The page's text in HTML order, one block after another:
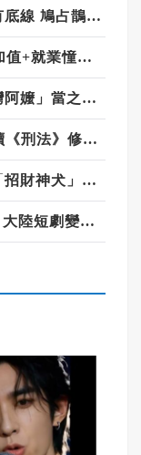
陸劇《小巷人家》告訴你 善良有底線 鳩占鵲巢沒得商量
【台生心聲3-1】就學篇：名校加值+就業憧憬 台生勇闖大陸
簡秀枝》陳必先 最高尚的「台灣阿嬤」當之無愧
防17名受刑人集體獲釋 立院三讀《刑法》修正案
潮汕、東莞五紅犬 忠誠吉祥的「招財神犬」卻愛打群架
AI「真人」短劇逼真到分不清 大陸短劇變天 產業加速洗牌